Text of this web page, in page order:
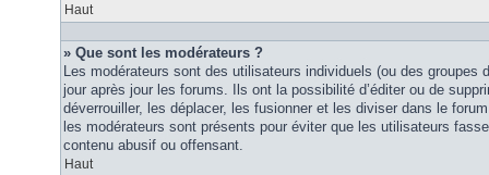
Haut
» Que sont les modérateurs ?
Les modérateurs sont des utilisateurs individuels (ou des groupes
jour après jour les forums. Ils ont la possibilité d’éditer ou de
déverrouiller, les déplacer, les fusionner et les diviser dans le
les modérateurs sont présents pour éviter que les utilisateurs
contenu abusif ou offensant.
Haut